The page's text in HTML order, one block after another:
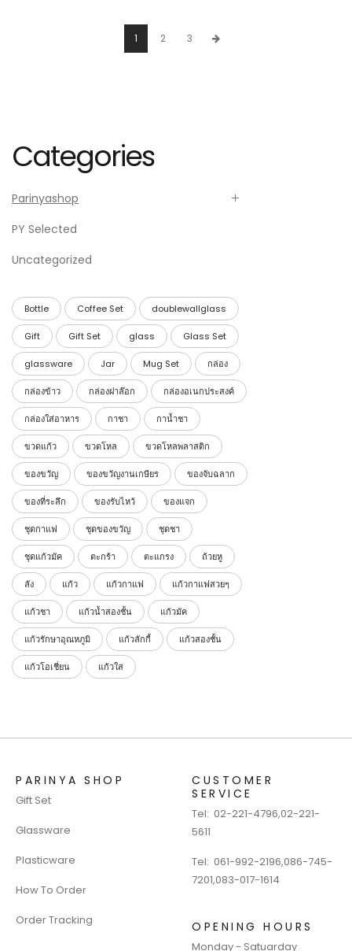
1 2 3
Categories
Parinyashop
PY Selected
Uncategorized
Bottle Coffee Set doublewallglass
Gift Gift Set glass Glass Set
glassware Jar Mug Set กล่อง
กล่องข้าว กล่องฝาล๊อก กล่องอเนกประสงค์
กล่องใส่อาหาร กาชา กาน้ำชา
ขวดแก้ว ขวดโหล ขวดโหลพลาสติก
ของขวัญ ของขวัญงานเกษียร ของจับฉลาก
ของที่ระลึก ของรับไหว้ ของแจก
ชุดกาแฟ ชุดของขวัญ ชุดชา
ชุดแก้วมัค ตะกร้า ตะแกรง ถ้วยหู
ลัง แก้ว แก้วกาแฟ แก้วกาแฟสวยๆ
แก้วชา แก้วน้ำสองชั้น แก้วมัค
แก้วรักษาอุณหภูมิ แก้วลักกี้ แก้วสองชั้น
แก้วโอเชี่ยน แก้วใส
PARINYA SHOP
Gift Set
Glassware
Plasticware
How To Order
Order Tracking
CUSTOMER
SERVICE
Tel: 02-221-4796,02-221-
5611
Tel: 061-992-2196,086-745-
7201,083-017-1614
OPENING HOURS
Monday - Satuarday